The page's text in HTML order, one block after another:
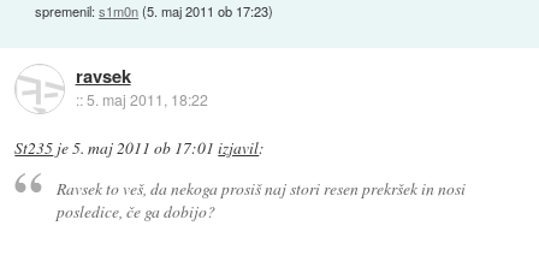
spremenil:s1m0n(5. maj 2011 ob 17:23)
ravsek
::5. maj 2011, 18:22
St235 je5. maj 2011 ob 17:01 izjavil:
Ravsek to veš, da nekoga prosiš naj stori resen prekršek in nosi
posledice, če ga dobijo?